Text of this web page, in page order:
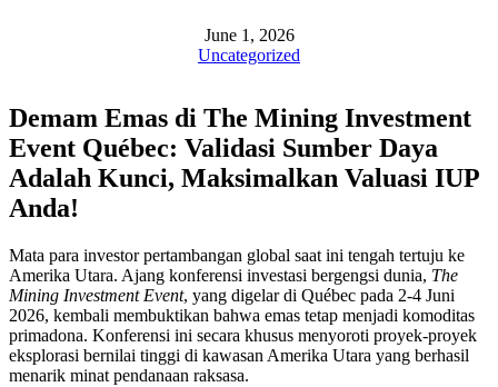
June 1, 2026
Uncategorized
Demam Emas di The Mining Investment
Event Québec: Validasi Sumber Daya
Adalah Kunci, Maksimalkan Valuasi IUP
Anda!
Mata para investor pertambangan global saat ini tengah tertuju ke
Amerika Utara. Ajang konferensi investasi bergengsi dunia, The
Mining Investment Event, yang digelar di Québec pada 2-4 Juni
2026, kembali membuktikan bahwa emas tetap menjadi komoditas
primadona. Konferensi ini secara khusus menyoroti proyek-proyek
eksplorasi bernilai tinggi di kawasan Amerika Utara yang berhasil
menarik minat pendanaan raksasa.